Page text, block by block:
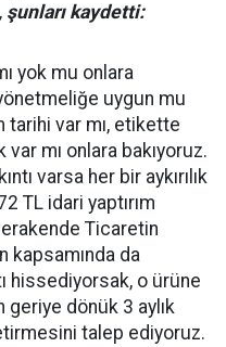
şunları kaydetti:
yok mu onlara
uygun mu
var mı, etikette
mı onlara bakıyoruz.
varsa her bir aykırılık
TL idari yaptırım
Ticaretin
kapsamında da
hissediyorsak, o ürüne
dönük 3 aylık
talep ediyoruz.